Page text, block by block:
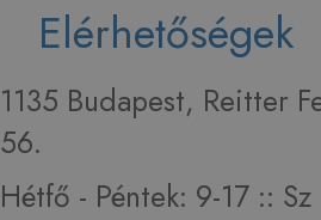
Elérhetőségek
1135 Budapest, Reitter
56.
Hétfő - Péntek: 9-17 :: Sz